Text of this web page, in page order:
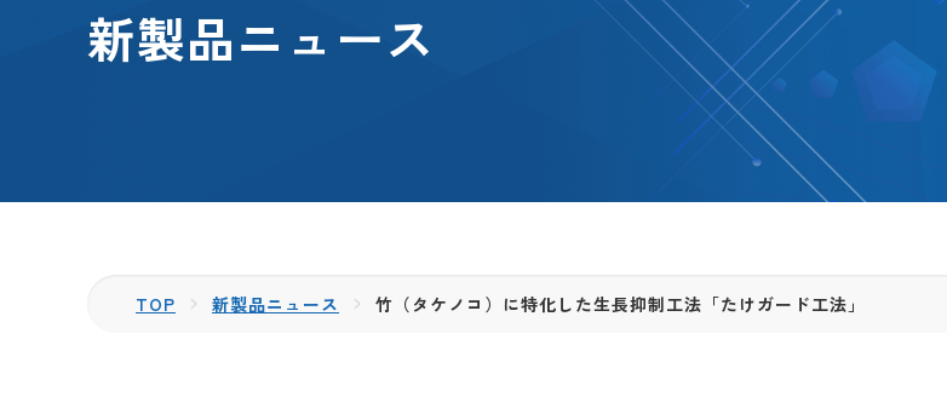
新製品ニュース
TOP 新製品ニュース 竹（タケノコ）に特化した生長抑制工法「たけガード工法」